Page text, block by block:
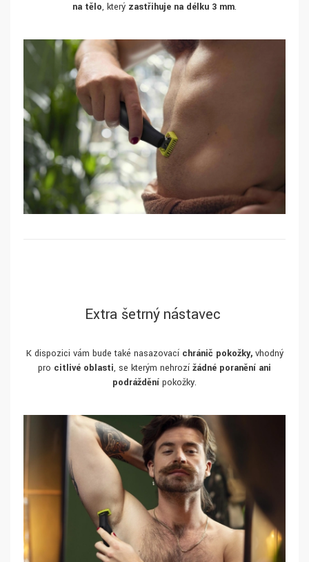
na tělo, který zastřihuje na délku 3 mm.
Extra šetrný nástavec
K dispozici vám bude také nasazovacíchránič pokožky,vhodný
pro citlivé oblasti, se kterým nehrozí žádné poranění ani
podráždění pokožky.